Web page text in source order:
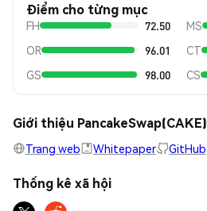
Điểm cho từng mục
FH 72.50 MS
OR
96.01 CT
GS
98.00 CS
Giới thiệu PancakeSwap(CAKE)
Trang web Whitepaper GitHub
Thống kê xã hội